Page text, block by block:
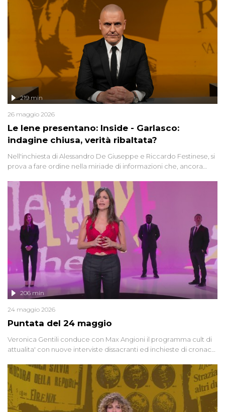
Le Iene presentano: Inside - Garlasco:
indagine chiusa, verità ribaltata?
219 min
26 maggio 2026
Nell'inchiesta di Alessandro De Giuseppe e Riccardo Festinese, si
prova a fare ordine nella miriade di informazioni che, ancora
giudiziarie più discusse degli ultimi anni. Lo speciale ricostruisce la
vicenda mettendo in fila testimonianze, errori, dettagli
controversi e i protagonisti di un'indagine che sembra non avere
fine.
Puntata del 24 maggio
206 min
24 maggio 2026
Veronica Gentili conduce con Max Angioni il programma cult di
attualita' con nuove interviste dissacranti ed inchieste di cronaca